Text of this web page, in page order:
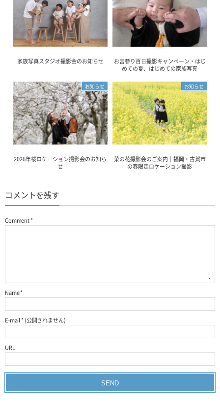
家族写真スタジオ撮影会のお知らせ
お宮参り百日撮影キャンペーン・はじ
めての夏、はじめての家族写真
お知らせ
2026年桜ロケーション撮影会のお知ら
せ
お知らせ
菜の花撮影会のご案内｜福岡・古賀市
の春限定ロケーション撮影
コメントを残す
Comment*
Name*
E-mail*(公開されません)
URL